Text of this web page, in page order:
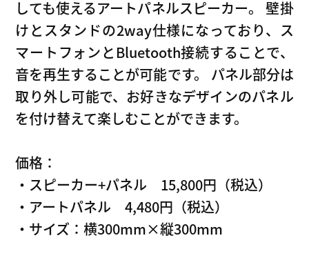
しても使えるアートパネルスピーカー。 壁掛
けとスタンドの2way仕様になっており、ス
マートフォンとBluetooth接続することで、
音を再生することが可能です。 パネル部分は
取り外し可能で、お好きなデザインのパネル
を付け替えて楽しむことができます。
価格：
・スピーカー+パネル 15,800円（税込）
・アートパネル 4,480円（税込）
・サイズ：横300mm×縦300mm